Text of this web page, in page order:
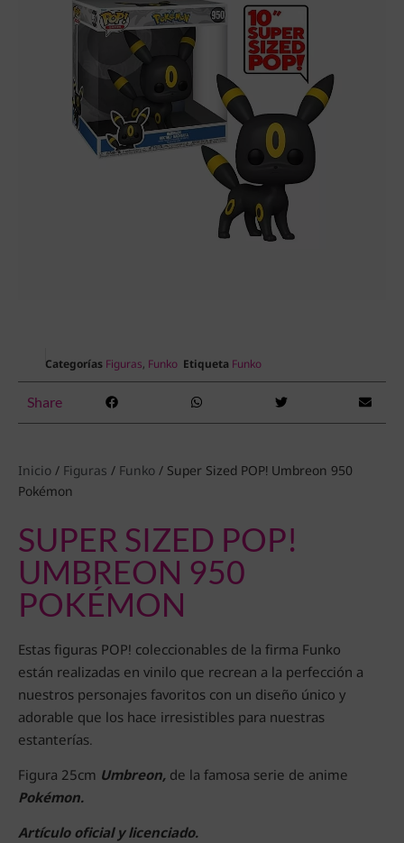
Categorías Figuras, Funko Etiqueta Funko
Share
Inicio / Figuras / Funko / Super Sized POP! Umbreon 950
Pokémon
SUPER SIZED POP!
UMBREON 950
POKÉMON
Estas figuras POP! coleccionables de la firma Funko
están realizadas en vinilo que recrean a la perfección a
nuestros personajes favoritos con un diseño único y
adorable que los hace irresistibles para nuestras
estanterías.
Figura 25cm Umbreon, de la famosa serie de anime
Pokémon.
Artículo oficial y licenciado.